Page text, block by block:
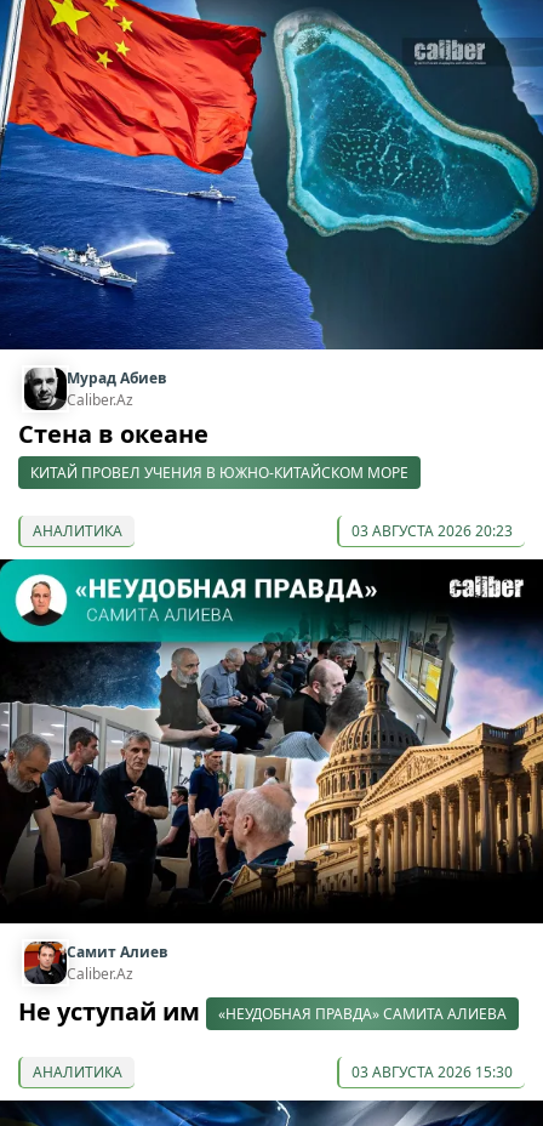
Мурад Абиев
Caliber.Az
Стена в океане
КИТАЙ ПРОВЕЛ УЧЕНИЯ В ЮЖНО-КИТАЙСКОМ МОРЕ
АНАЛИТИКА 03 АВГУСТА 2026 20:23
Самит Алиев
Caliber.Az
Не уступай им «НЕУДОБНАЯ ПРАВДА» САМИТА АЛИЕВА
АНАЛИТИКА 03 АВГУСТА 2026 15:30